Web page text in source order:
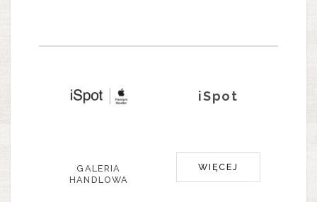
iSpot
GALERIA
HANDLOWA
WIĘCEJ